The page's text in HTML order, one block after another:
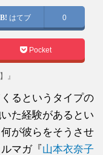
はてブ 0
Pocket
』
るというタイプの
た経験があるとい
が彼らをそうさせ
マガ『山本衣奈子